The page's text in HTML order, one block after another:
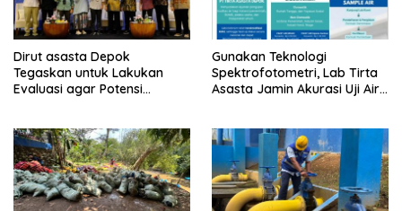
Dirut asasta Depok
Tegaskan untuk Lakukan
Evaluasi agar Potensi
Gunakan Teknologi
Spektrofotometri, Lab Tirta
Asasta Jamin Akurasi Uji Air